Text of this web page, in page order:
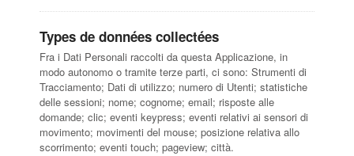
Types de données collectées
Fra i Dati Personali raccolti da questa Applicazione, in
modo autonomo o tramite terze parti, ci sono: Strumenti di
Tracciamento; Dati di utilizzo; numero di Utenti; statistiche
delle sessioni; nome; cognome; email; risposte alle
domande; clic; eventi keypress; eventi relativi ai sensori di
movimento; movimenti del mouse; posizione relativa allo
scorrimento; eventi touch; pageview; città.